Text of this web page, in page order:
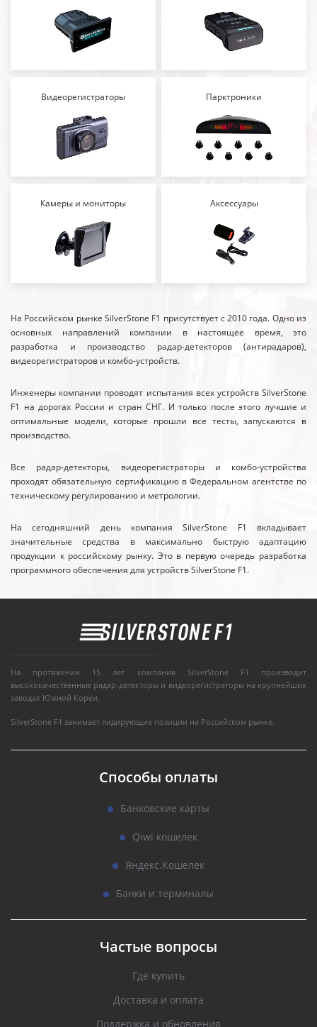
Видеорегистраторы Парктроники
Камеры и мониторы Аксессуары
На Российском рынке SilverStone F1 присутствует с 2010 года. Одно из
основных направлений компании в настоящее время, это
разработка и производство радар-детекторов (антирадаров),
видеорегистраторов и комбо-устройств.
Инженеры компании проводят испытания всех устройств SilverStone
F1 на дорогах России и стран СНГ. И только после этого лучшие и
оптимальные модели, которые прошли все тесты, запускаются в
производство.
Все радар-детекторы, видеорегистраторы и комбо-устройства
проходят обязательную сертификацию в Федеральном агентстве по
техническому регулированию и метрологии.
На сегодняшний день компания SilverStone F1 вкладывает
значительные средства в максимально быструю адаптацию
продукции к российскому рынку. Это в первую очередь разработка
программного обеспечения для устройств SilverStone F1.
На протяжении 15 лет компания SilverStone F1 производит
высококачественные радар-детекторы и видеорегистраторы на крупнейших
заводах Южной Кореи.
SilverStone F1 занимает лидирующие позиции на Российском рынке.
Способы оплаты
Банковские карты
Qiwi кошелек
Яндекс.Кошелек
Банки и терминалы
Частые вопросы
Где купить
Доставка и оплата
Поддержка и обновления